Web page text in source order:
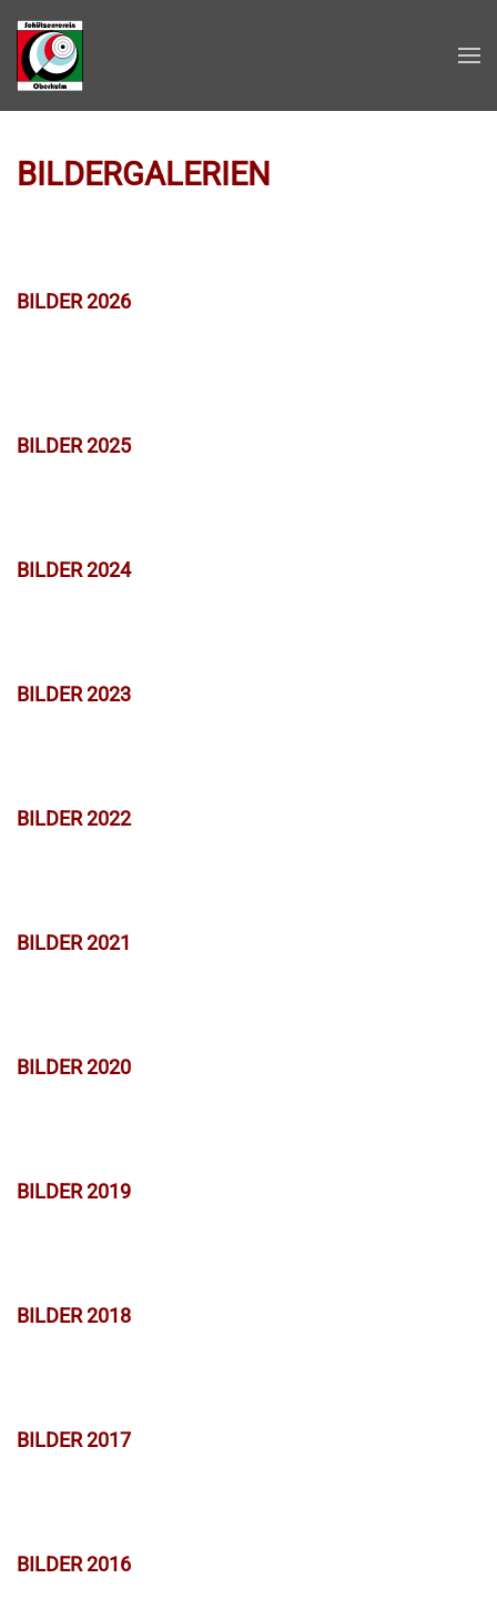
Zum Hauptinhalt springen
BILDERGALERIEN
BILDER 2026
BILDER 2025
BILDER 2024
BILDER 2023
BILDER 2022
BILDER 2021
BILDER 2020
BILDER 2019
BILDER 2018
BILDER 2017
BILDER 2016